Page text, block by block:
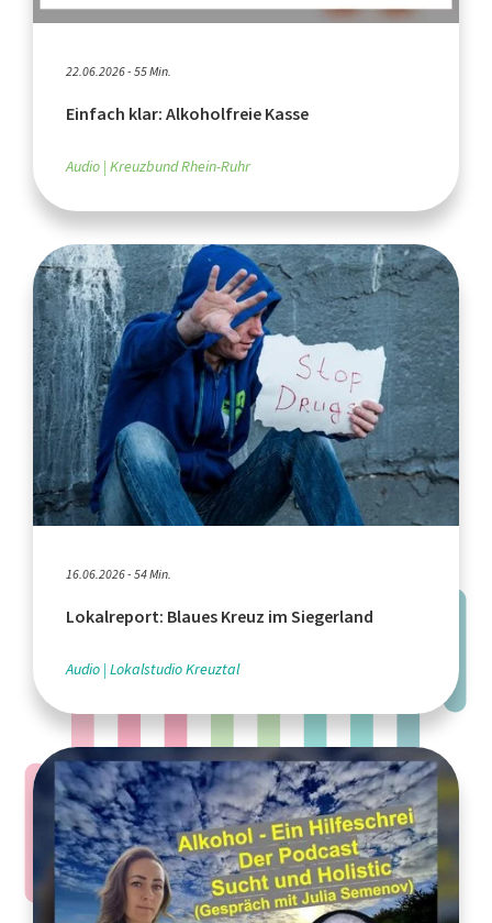
22.06.2026 - 55 Min.
Einfach klar: Alkoholfreie Kasse
Audio Kreuzbund Rhein-Ruhr
16.06.2026 - 54 Min.
Lokalreport: Blaues Kreuz im Siegerland
Audio Lokalstudio Kreuztal